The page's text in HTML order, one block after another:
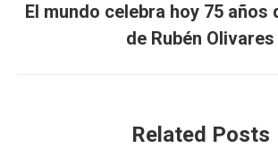
Next
post:
El mundo celebra hoy 75 años
de Rubén Olivares
Related Posts